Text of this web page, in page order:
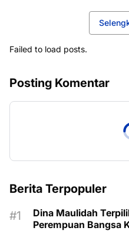
Failed to load posts.
Posting Komentar
Berita Terpopuler
Dina Maulidah
Perempuan Bangsa